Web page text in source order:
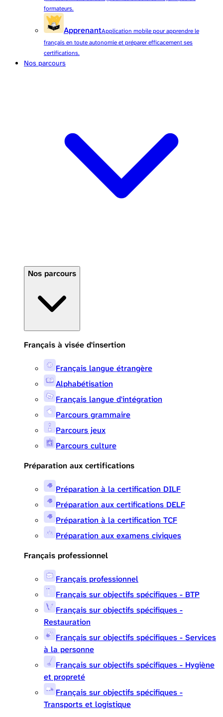
formateurs.
ApprenantApplication mobile pour apprendre le
français en toute autonomie et préparer efficacement ses
certifications.
Nos parcours
Nos parcours
Français à visée d'insertion
Français langue étrangère
Alphabétisation
Français langue d'intégration
Parcours grammaire
Parcours jeux
Parcours culture
Préparation aux certifications
Préparation à la certification DILF
Préparation aux certifications DELF
Préparation à la certification TCF
Préparation aux examens civiques
Français professionnel
Français professionnel
Français sur objectifs spécifiques - BTP
Français sur objectifs spécifiques -
Restauration
Français sur objectifs spécifiques - Services
à la personne
Français sur objectifs spécifiques - Hygiène
et propreté
Français sur objectifs spécifiques -
Transports et logistique